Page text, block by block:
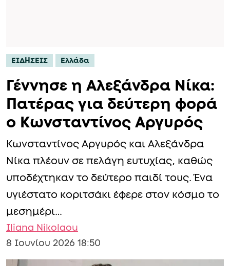
ΕΙΔΗΣΕΙΣ Ελλάδα
Γέννησε η Αλεξάνδρα Νίκα:
Πατέρας για δεύτερη φορά
ο Κωνσταντίνος Αργυρός
Κωνσταντίνος Αργυρός και Αλεξάνδρα
Νίκα πλέουν σε πελάγη ευτυχίας, καθώς
υποδέχτηκαν το δεύτερο παιδί τους. Ένα
υγιέστατο κοριτσάκι έφερε στον κόσμο το
μεσημέρι…
Iliana Nikolaou
8 Ιουνίου 2026 18:50